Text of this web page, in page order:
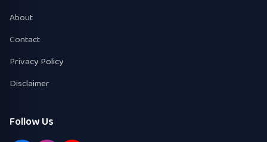
About
Contact
Privacy Policy
Disclaimer
Follow Us